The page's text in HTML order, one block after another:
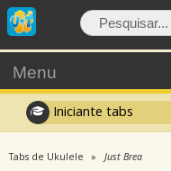
Menu
Iniciante tabs
Tabs de Ukulele Just Brea